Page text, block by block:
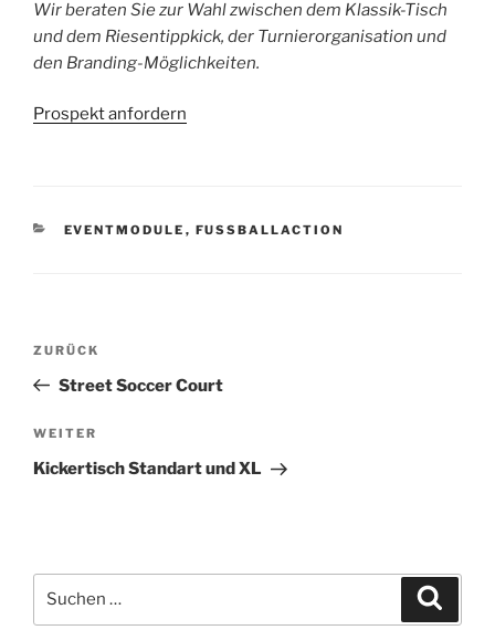
Wir beraten Sie zur Wahl zwischen dem Klassik-Tisch
und dem Riesentippkick, der Turnierorganisation und
den Branding-Möglichkeiten.
Prospekt anfordern
KATEGORIEN
EVENTMODULE , FUSSBALLACTION
Beitragsnavigation
Vorheriger
Beitrag
ZURÜCK
Street Soccer Court
Nächster
Beitrag
WEITER
Kickertisch Standart und XL
Suchen